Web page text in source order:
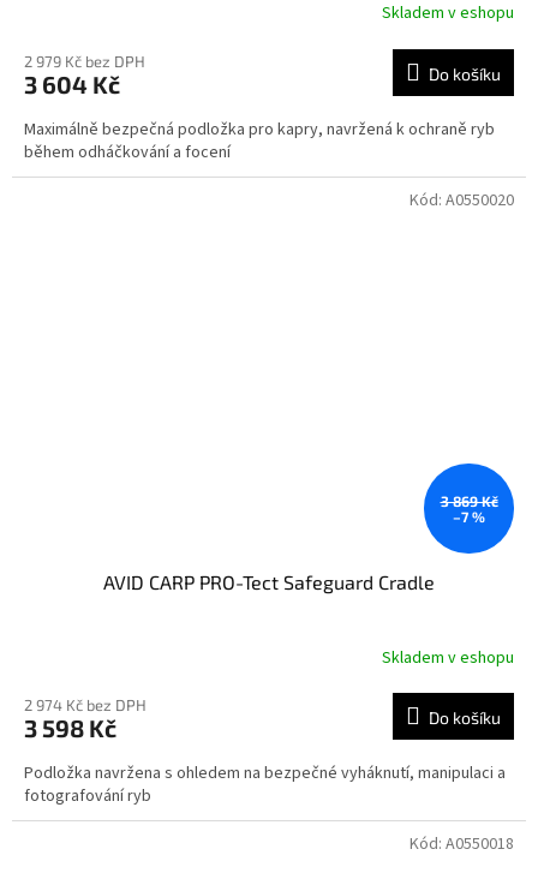
Skladem v eshopu
2 979 Kč bez DPH
3 604 Kč Do košíku
Maximálně bezpečná podložka pro kapry, navržená k ochraně ryb
během odháčkování a focení
3 869 Kč
–7 %
AVID CARP PRO-Tect Safeguard Cradle
Skladem v eshopu
2 974 Kč bez DPH
3 598 Kč Do košíku
Podložka navržena s ohledem na bezpečné vyháknutí, manipulaci a
fotografování ryb
Kód: A0550020
Kód: A0550018